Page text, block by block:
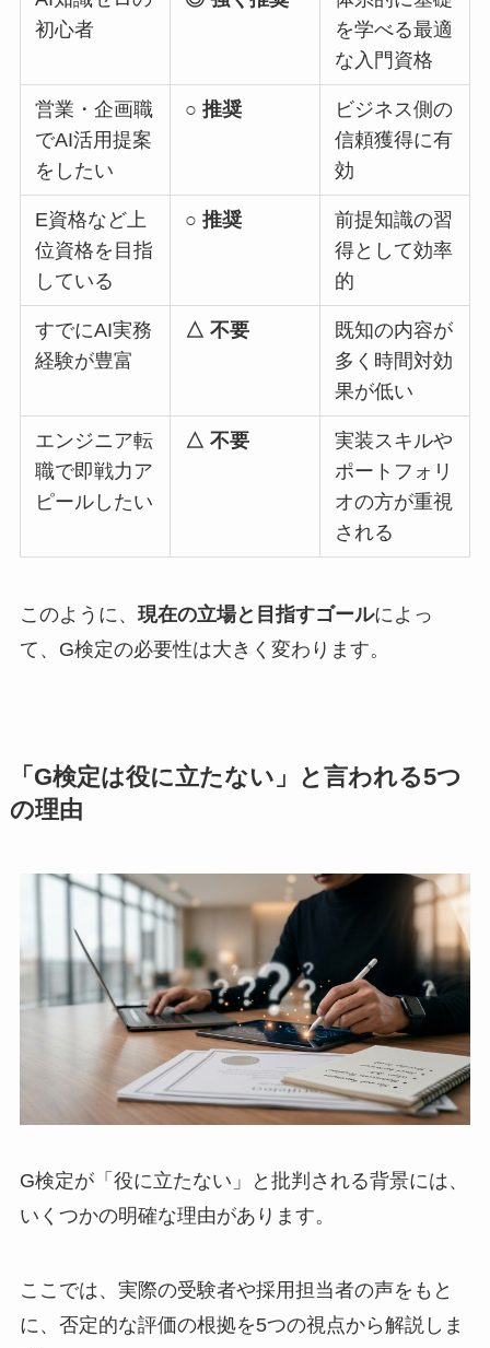
初心者
を学べる最適
な入門資格
営業・企画職
でAI活用提案
をしたい
○ 推奨
ビジネス側の
信頼獲得に有
効
E資格など上
位資格を目指
している
○ 推奨
前提知識の習
得として効率
的
すでにAI実務
経験が豊富
△ 不要
既知の内容が
多く時間対効
果が低い
エンジニア転
職で即戦力ア
ピールしたい
△ 不要
実装スキルや
ポートフォリ
オの方が重視
される
このように、 現在の立場と目指すゴールによっ
て、G検定の必要性は大きく変わります。
「G検定は役に立たない」と言われる5つ
の理由
G検定が「役に立たない」と批判される背景には、
いくつかの明確な理由があります。
ここでは、実際の受験者や採用担当者の声をもと
に、否定的な評価の根拠を5つの視点から解説しま